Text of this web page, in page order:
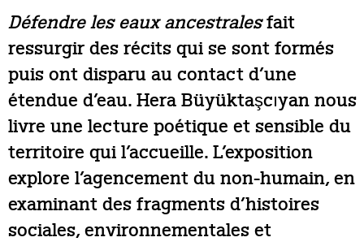
Défendre les eaux ancestralesfait
ressurgir des récits qui se sont formés
puis ont disparu au contact d’une
étendue d’eau. Hera Büyüktaşcıyan nous
livre une lecture poétique et sensible du
territoire qui l’accueille. L’exposition
explore l’agencement du non-humain, en
examinant des fragments d’histoires
sociales, environnementales et